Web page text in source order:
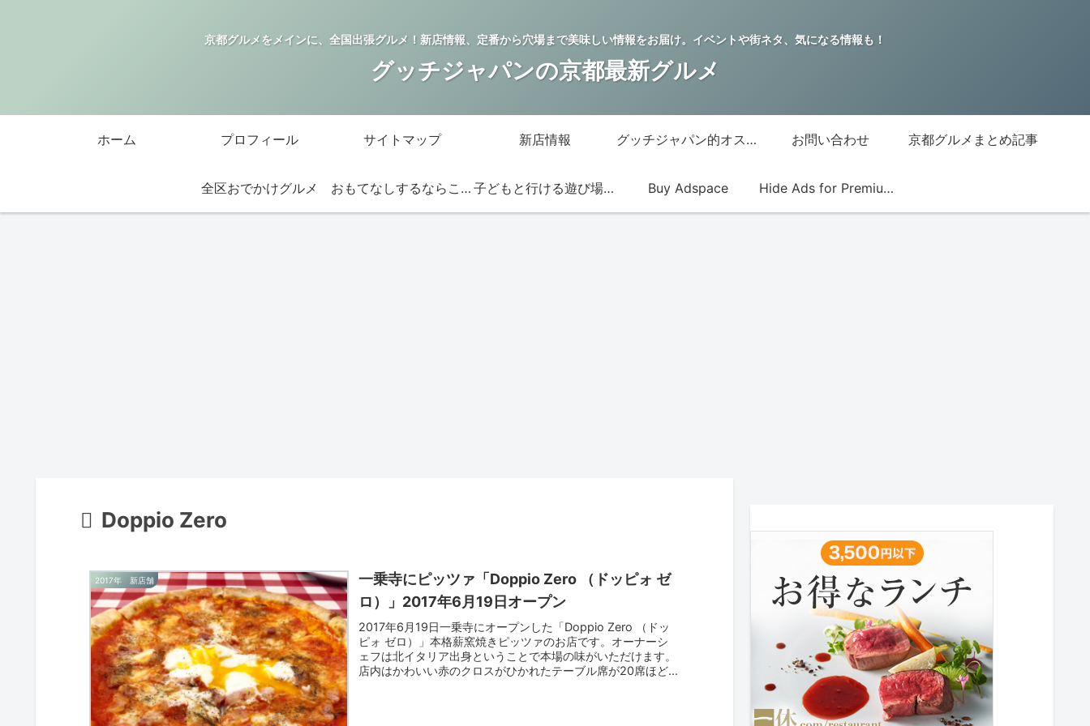
京都グルメをメインに、全国出張グルメ！新店情報、定番から穴場まで美味しい情報をお届け。イベントや街ネタ、気になる情報も！
グッチジャパンの京都最新グルメ
ホーム プロフィール サイトマップ 新店情報 グッチジャパン的オススメ店 お問い合わせ 京都グルメまとめ記事
全区おでかけグルメ おもてなしするならこの店 子どもと行ける遊び場・お店 Buy Adspace Hide Ads for Premium Members
Doppio Zero
2017年 新店舗
一乗寺にピッツァ「Doppio Zero （ドッピォ ゼ
ロ）」2017年6月19日オープン
2017年6月19日一乗寺にオープンした「Doppio Zero （ドッ
ピォ ゼロ）」本格薪窯焼きピッツァのお店です。オーナーシ
ェフは北イタリア出身ということで本場の味がいただけます。
店内はかわいい赤のクロスがひかれたテーブル席が20席ほど...